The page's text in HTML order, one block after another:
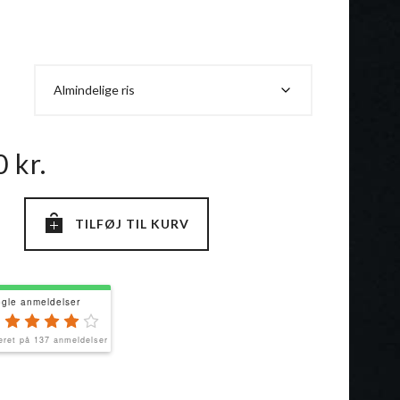
kr.
TILFØJ TIL KURV
anmeldelser
på 137 anmeldelser